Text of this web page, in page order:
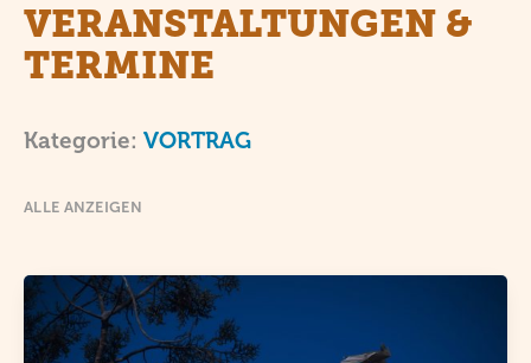
VERANSTALTUNGEN &
TERMINE
Kategorie: VORTRAG
ALLE ANZEIGEN